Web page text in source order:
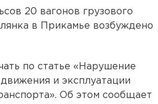
20 вагонов грузового
в Прикамье возбуждено
по статье «Нарушение
и эксплуатации
Об этом сообщает